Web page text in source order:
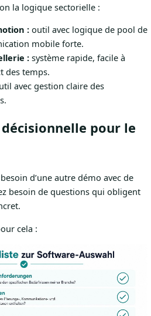
la logique sectorielle :
: outil avec logique de pool de
mobile forte.
: système rapide, facile à
des temps.
avec gestion claire des
pour le
d’une autre démo avec de
besoin de questions qui obligent
cela :